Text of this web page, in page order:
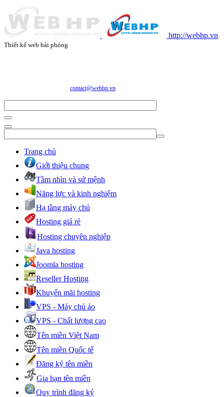
http://webhp.vn
Thiết kế web hải phòng
contact@webhp.vn| Hotline: 0989.921.083
Trang chủ
Giới thiệu chung
Tầm nhìn và sứ mệnh
Năng lực và kinh nghiệm
Hạ tầng máy chủ
Hosting giá rẻ
Hosting chuyên nghiệp
Java hosting
Joomla hosting
Reseller Hosting
Khuyến mãi hosting
VPS - Máy chủ ảo
VPS - Chất lượng cao
Tên miền Việt Nam
Tên miền Quốc tế
Đăng ký tên miền
Gia hạn tên miền
Quy trình đăng ký